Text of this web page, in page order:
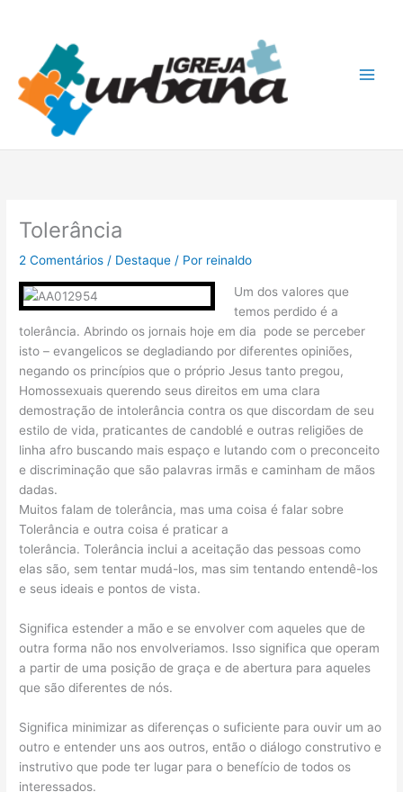
conteúdo
Tolerância
2 Comentários / Destaque / Por reinaldo
Um dos valores que
temos perdido é a
tolerância. Abrindo os jornais hoje em dia pode se perceber
isto – evangelicos se degladiando por diferentes opiniões,
negando os princípios que o próprio Jesus tanto pregou,
Homossexuais querendo seus direitos em uma clara
demostração de intolerância contra os que discordam de seu
estilo de vida, praticantes de candoblé e outras religiões de
linha afro buscando mais espaço e lutando com o preconceito
e discriminação que são palavras irmãs e caminham de mãos
dadas.
Muitos falam de tolerância, mas uma coisa é falar sobre
Tolerância e outra coisa é praticar a
tolerância. Tolerância inclui a aceitação das pessoas como
elas são, sem tentar mudá-los, mas sim tentando entendê-los
e seus ideais e pontos de vista.
Significa estender a mão e se envolver com aqueles que de
outra forma não nos envolveriamos. Isso significa que operam
a partir de uma posição de graça e de abertura para aqueles
que são diferentes de nós.
Significa minimizar as diferenças o suficiente para ouvir um ao
outro e entender uns aos outros, então o diálogo construtivo e
instrutivo que pode ter lugar para o benefício de todos os
interessados.
u